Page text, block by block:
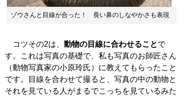
ゾウさんと目線が合った！ 長い鼻のしなやかさも表現
コツその2は、 動物の目線に合わせることで
す。これは写真の基礎で、私も写真のお師匠さん
（動物写真家の小原玲氏）に教えてもらったこと
です。目線を合わせて撮ると、写真の中の動物と
それを見ている人がまるでこっちを見ているみた